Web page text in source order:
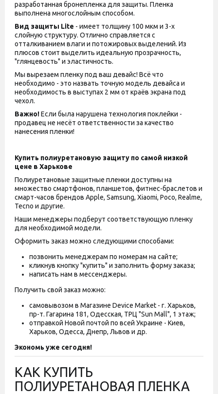
разработанная бронепленка для защиты. Пленка
выполнена многослойным способом.
Вид защиты Lite - имеет толщину 100 мкм и 3-х
слойную структуру. Отлично справляется с
отталкиванием влаги и потожировых выделений. Из
плюсов стоит выделить идеальную прозрачность,
"глянцевость" и эластичность.
Мы вырезаем пленку под ваш девайс! Всё что
необходимо - это назвать точную модель девайса и
необходимость в выступах 2 мм от краёв экрана под
чехол.
Важно!Если была нарушена технология поклейки -
продавец не несёт ответственности за качество
нанесения пленки!
Купить полиуретановую защиту по самой низкой
цене в Харькове
Полиуретановые защитные пленки доступны на
множество смартфонов, планшетов, фитнес-браслетов и
смарт-часов брендов Apple, Samsung, Xiaomi, Poco, Realme,
Tecno и другие.
Наши менеджеры подберут соответствующую пленку
для необходимой модели.
Оформить заказ можно следующими способами:
позвонить менеджерам по номерам на сайте;
кликнув кнопку "купить" и заполнить форму заказа;
написать нам в мессенджеры.
Получить свой заказ можно:
самовывозом в Магазине Device Market - г. Харьков,
пр-т. Гагарина 181, Одесская, ТРЦ "Sun Mall", 1 этаж;
отправкой Новой почтой по всей Украине - Киев,
Харьков, Одесса, Днепр, Львов и др.
Экономь уже сегодня!
КАК КУПИТЬ
ПОЛИУРЕТАНОВАЯ ПЛЕНКА